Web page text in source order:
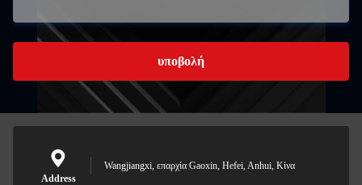
υποβολή
Address
Wangjiangxi, επαρχία Gaoxin, Hefei, Anhui, Κίνα